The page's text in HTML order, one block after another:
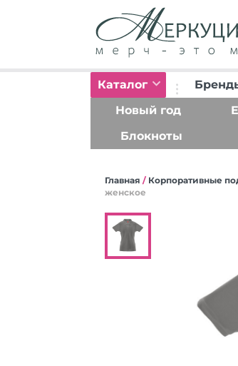
Каталог
Новый год
Блокноты
Главная / Корпоративные
женское